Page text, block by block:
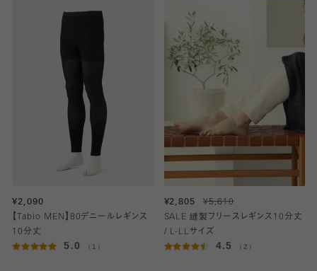
¥2,090
【Tabio MEN】80デニールレギンス
10分丈
5.0 （1）
¥2,805
¥5,610
SALE 縫製フリースレギンス10分丈
/ L-LLサイズ
4.5 （2）